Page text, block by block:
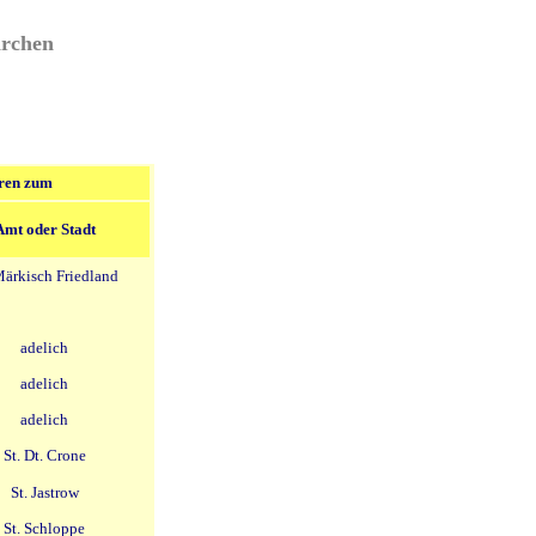
zum
oder Stadt
Friedland
adelich
adelich
adelich
St. Dt. Crone
St. Jastrow
St. Schloppe